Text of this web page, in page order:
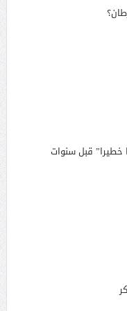
قبل سنوات